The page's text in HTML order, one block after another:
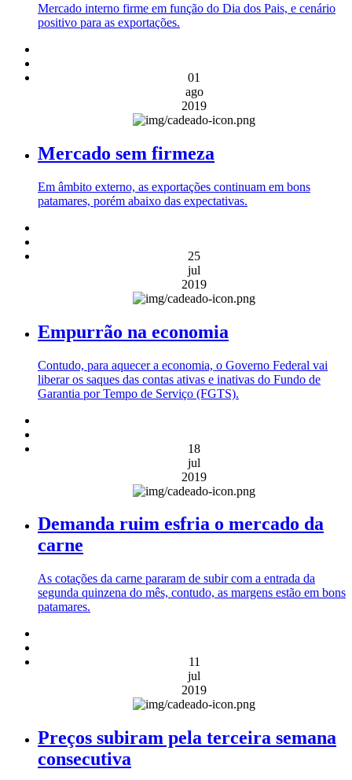
Mercado interno firme em função do Dia dos Pais, e cenário
positivo para as exportações.
01
ago
2019
Mercado sem firmeza
Em âmbito externo, as exportações continuam em bons
patamares, porém abaixo das expectativas.
25
jul
2019
Empurrão na economia
Contudo, para aquecer a economia, o Governo Federal vai
liberar os saques das contas ativas e inativas do Fundo de
Garantia por Tempo de Serviço (FGTS).
18
jul
2019
Demanda ruim esfria o mercado da
carne
As cotações da carne pararam de subir com a entrada da
segunda quinzena do mês, contudo, as margens estão em bons
patamares.
11
jul
2019
Preços subiram pela terceira semana
consecutiva